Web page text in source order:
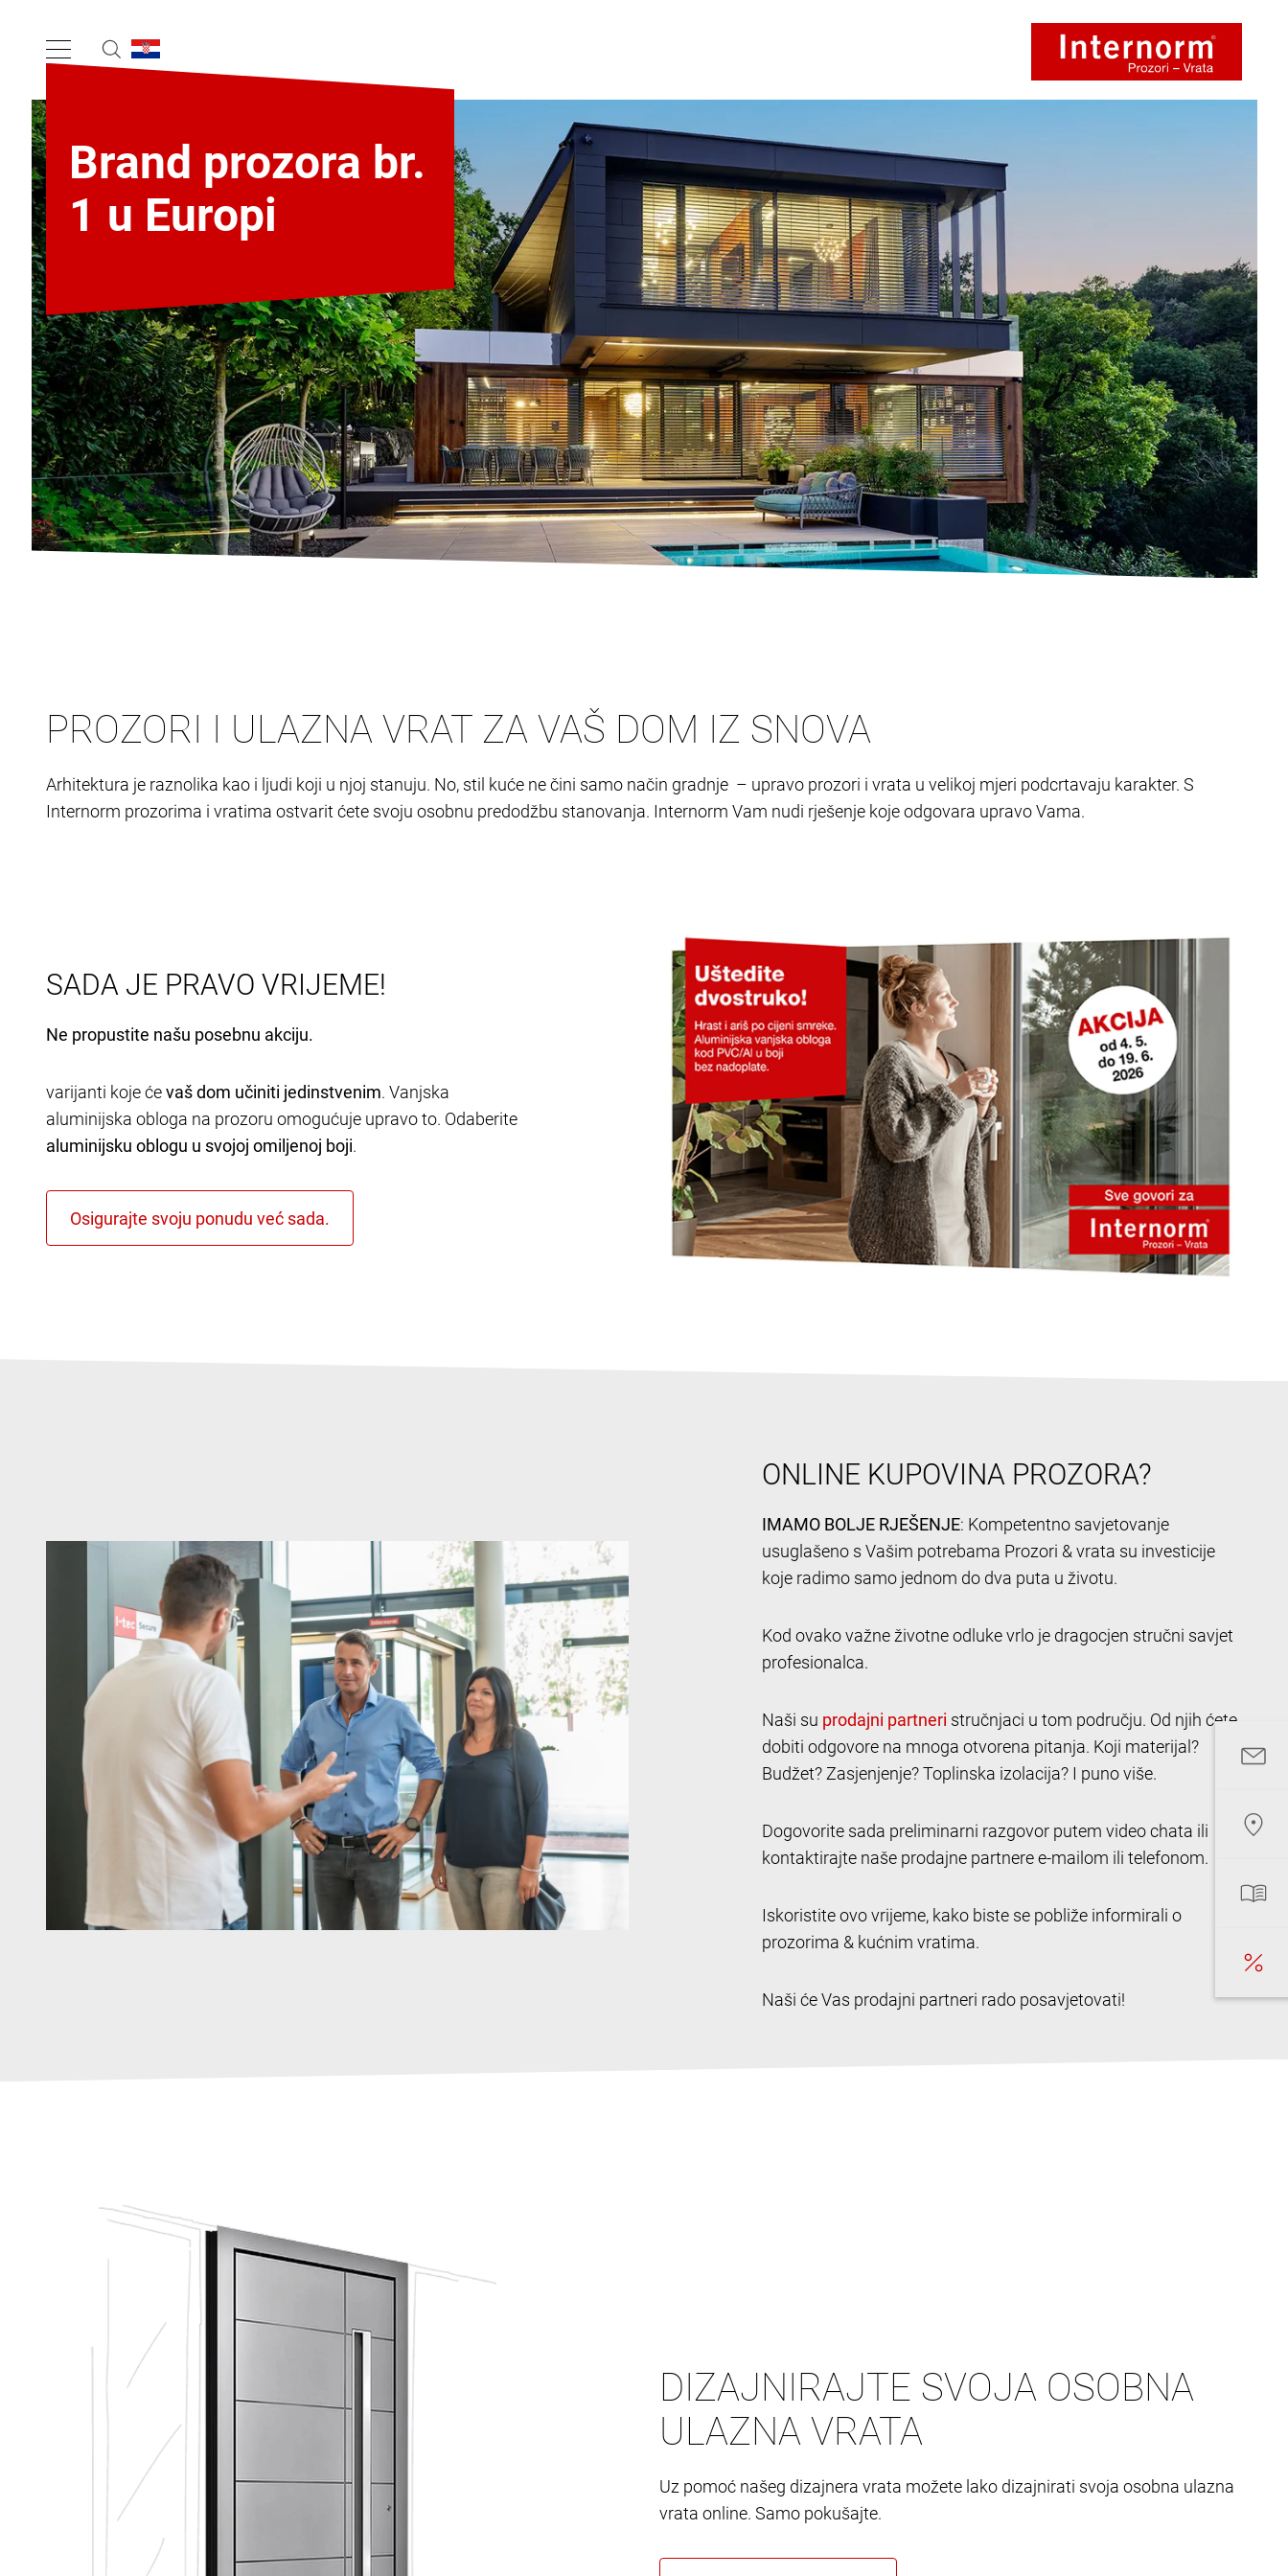
Brand prozora br.
1 u Europi
PROZORI I ULAZNA VRAT ZA VAŠ DOM IZ SNOVA
Arhitektura je raznolika kao i ljudi koji u njoj stanuju. No, stil kuće ne čini samo način gradnje – upravo prozori i vrata u velikoj mjeri podcrtavaju karakter. S
Internorm prozorima i vratima ostvarit ćete svoju osobnu predodžbu stanovanja. Internorm Vam nudi rješenje koje odgovara upravo Vama.
SADA JE PRAVO VRIJEME!
Ne propustite našu posebnu akciju.
varijanti koje ćevaš dom učiniti jedinstvenim. Vanjska
aluminijska obloga na prozoru omogućuje upravo to. Odaberite
aluminijsku oblogu u svojoj omiljenoj boji.
ONLINE KUPOVINA PROZORA?
IMAMO BOLJE RJEŠENJE: Kompetentno savjetovanje
usuglašeno s Vašim potrebama Prozori & vrata su investicije
koje radimo samo jednom do dva puta u životu.
Kod ovako važne životne odluke vrlo je dragocjen stručni savjet
profesionalca.
Naši su
stručnjaci u tom području. Od njih ćete
dobiti odgovore na mnoga otvorena pitanja. Koji materijal?
Budžet? Zasjenjenje? Toplinska izolacija? I puno više.
Dogovorite sada preliminarni razgovor putem video chata ili
kontaktirajte naše prodajne partnere e-mailom ili telefonom.
Iskoristite ovo vrijeme, kako biste se pobliže informirali o
prozorima & kućnim vratima.
Naši će Vas prodajni partneri rado posavjetovati!
DIZAJNIRAJTE SVOJA OSOBNA
ULAZNA VRATA
Uz pomoć našeg dizajnera vrata možete lako dizajnirati svoja osobna ulazna
vrata online. Samo pokušajte.